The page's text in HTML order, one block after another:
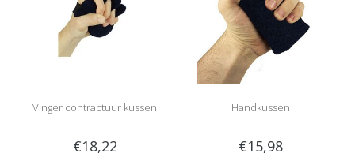
Vinger contractuur kussen
€18,22
Handkussen
€15,98